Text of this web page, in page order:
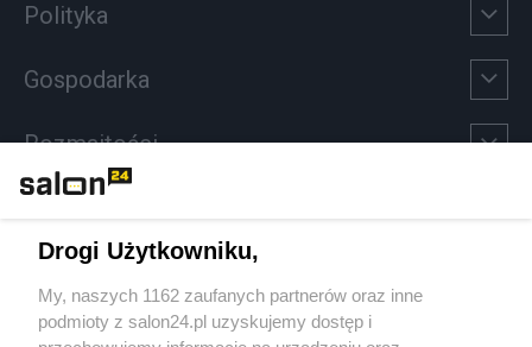
Polityka
Gospodarka
Rozmaitości
Sport
Społeczeństwo
Drogi Użytkowniku,
My, naszych 1162 zaufanych partnerów oraz inne
podmioty z salon24.pl uzyskujemy dostęp i